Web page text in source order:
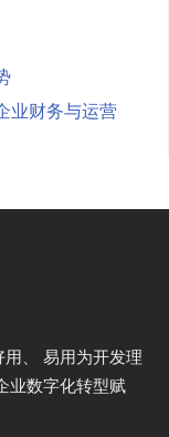
业财务与运营
、 易用为开发理
业数字化转型赋